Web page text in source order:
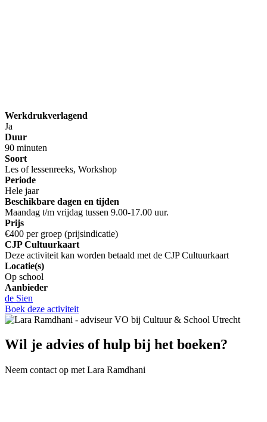
Werkdrukverlagend
Ja
Duur
90 minuten
Soort
Les of lessenreeks, Workshop
Periode
Hele jaar
Beschikbare dagen en tijden
Maandag t/m vrijdag tussen 9.00-17.00 uur.
Prijs
€400 per groep (prijsindicatie)
CJP Cultuurkaart
Deze activiteit kan worden betaald met de CJP Cultuurkaart
Locatie(s)
Op school
Aanbieder
de Sien
Boek deze activiteit
Wil je advies of hulp bij het boeken?
Neem contact op met Lara Ramdhani